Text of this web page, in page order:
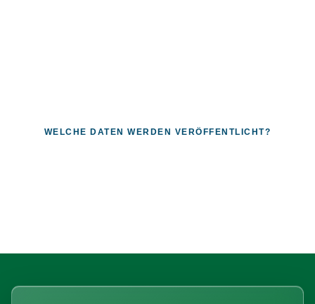
WELCHE DATEN WERDEN VERÖFFENTLICHT?